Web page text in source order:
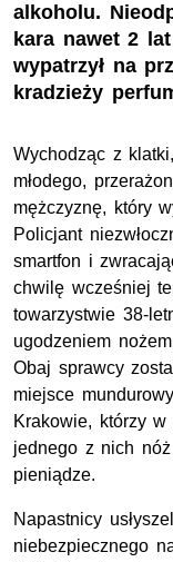
alkoholu.
kara nawet 2
wypatrzył na
kradzieży
Wychodząc z
młodego,
mężczyznę, który
Policjant
smartfon i
chwilę wcześniej
towarzystwie 38-
ugodzeniem
Obaj sprawcy
miejsce
Krakowie, którzy
jednego z nich
pieniądze.
Napastnicy
niebezpiecznego